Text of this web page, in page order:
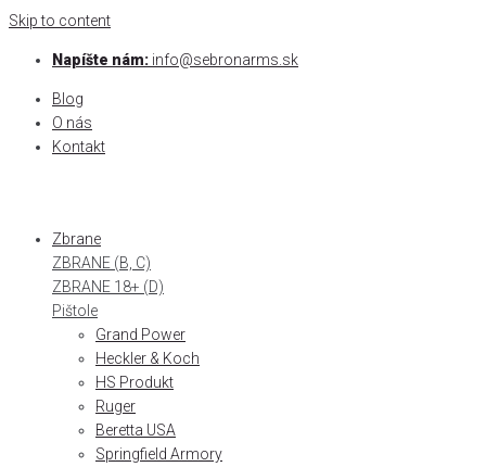
Skip to content
Napíšte nám: info@sebronarms.sk
Blog
O nás
Kontakt
Zbrane
ZBRANE (B, C)
ZBRANE 18+ (D)
Pištole
Grand Power
Heckler & Koch
HS Produkt
Ruger
Beretta USA
Springfield Armory